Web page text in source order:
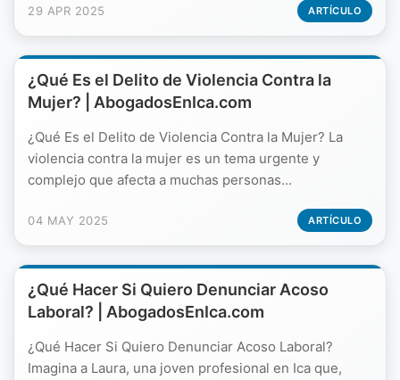
29 APR 2025 ARTÍCULO
¿Qué Es el Delito de Violencia Contra la
Mujer? | AbogadosEnIca.com
¿Qué Es el Delito de Violencia Contra la Mujer? La
violencia contra la mujer es un tema urgente y
complejo que afecta a muchas personas...
04 MAY 2025 ARTÍCULO
¿Qué Hacer Si Quiero Denunciar Acoso
Laboral? | AbogadosEnIca.com
¿Qué Hacer Si Quiero Denunciar Acoso Laboral?
Imagina a Laura, una joven profesional en Ica que,